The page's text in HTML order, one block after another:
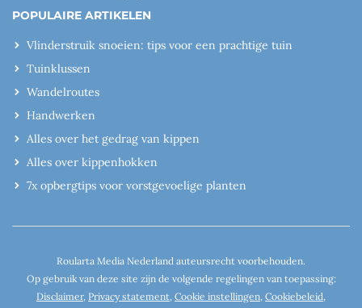
POPULAIRE ARTIKELEN
Vlinderstruik snoeien: tips voor een prachtige tuin
Tuinklussen
Wandelroutes
Handwerken
Alles over het gedrag van kippen
Alles over kippenhokken
7x opbergtips voor vorstgevoelige planten
Roularta Media Nederland auteursrecht voorbehouden.
Op gebruik van deze site zijn de volgende regelingen van toepassing:
Disclaimer, Privacy statement Cookie instellingen Cookiebeleid